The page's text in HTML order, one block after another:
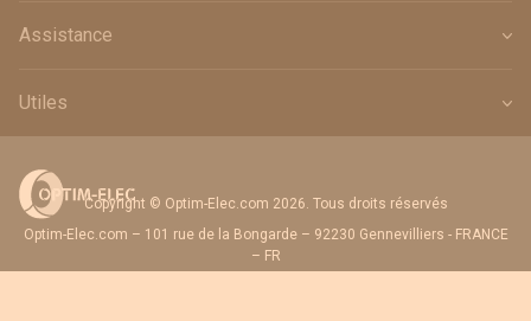
Assistance
Utiles
Copyright © Optim-Elec.com 2026. Tous droits réservés
Optim-Elec.com – 101 rue de la Bongarde – 92230 Gennevilliers - FRANCE
– FR